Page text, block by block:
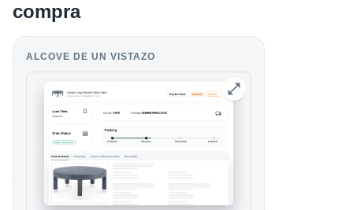
compra
ALCOVE DE UN VISTAZO